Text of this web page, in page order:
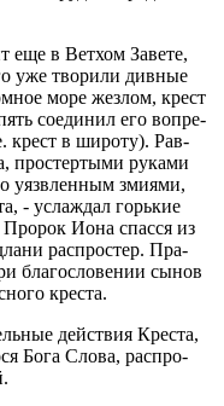
еще в Вет­хом За­ве­те,
уже тво­ри­ли див­ные
море жез­лом, крест
со­еди­нил его во­пре­
крест в ши­ро­ту). Рав­
про­стер­ты­ми ру­ка­ми
уязв­лен­ным зми­я­ми,
- услаж­дал горь­кие
Иона спас­ся из
рас­про­стер. Пра­
бла­го­сло­ве­нии сынов
кре­ста.
дей­ствия Кре­ста,
Бога Слова, рас­про­